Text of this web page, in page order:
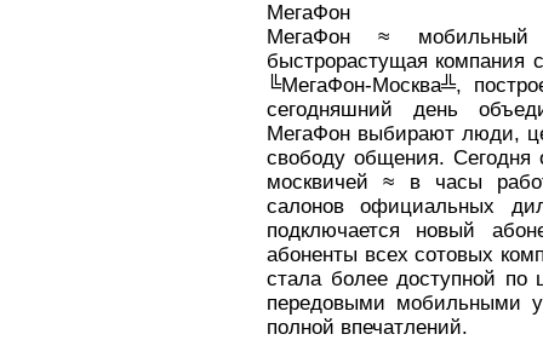
МегаФон
МегаФон ≈ мобильный
быстрорастущая компания
╚МегаФон-Москва╩,
сегодняшний день
МегаФон выбирают люди,
свободу общения. Сегодня
москвичей ≈ в часы
салонов официальных
подключается новый
абоненты всех сотовых
стала более доступной по
передовыми мобильными
полной впечатлений.